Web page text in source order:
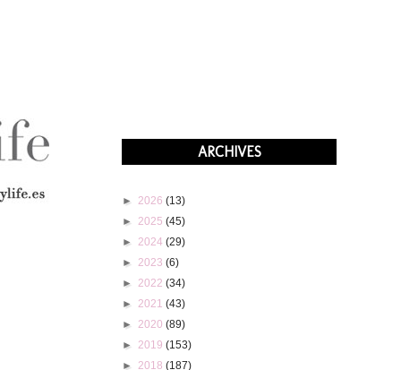
ARCHIVES
► 2026 (13)
► 2025 (45)
► 2024 (29)
► 2023 (6)
► 2022 (34)
► 2021 (43)
► 2020 (89)
► 2019 (153)
► 2018 (187)